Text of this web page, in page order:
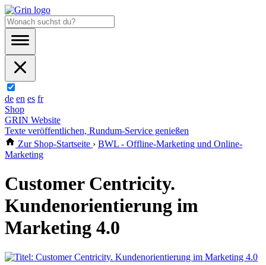
de en es fr
Shop
GRIN Website
Texte veröffentlichen, Rundum-Service genießen
Zur Shop-Startseite › BWL - Offline-Marketing und Online-
Marketing
Customer Centricity.
Kundenorientierung im
Marketing 4.0